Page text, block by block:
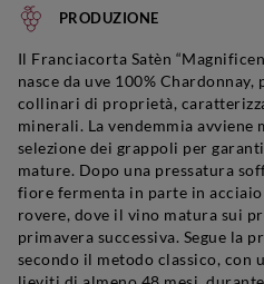
PRODUZIONE
Il Franciacorta Satèn
nasce da uve 100%
collinari di proprietà,
minerali. La vendemmia avviene
selezione dei grappoli per
mature. Dopo una pressatura
fiore fermenta in parte in
rovere, dove il vino matura sui
primavera successiva. Segue la
secondo il metodo classico, con